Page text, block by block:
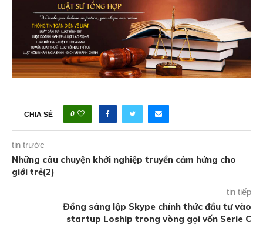
CHIA SẺ 0
tin trước
Những câu chuyện khởi nghiệp truyền cảm hứng cho
giới trẻ(2)
tin tiếp
Đồng sáng lập Skype chính thức đầu tư vào
startup Loship trong vòng gọi vốn Serie C